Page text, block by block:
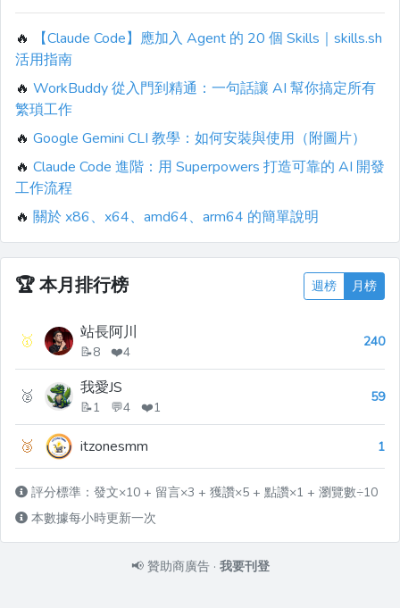
🔥
【Claude Code】應加入 Agent 的 20 個 Skills｜skills.sh
活用指南
🔥 WorkBuddy 從入門到精通：一句話讓 AI 幫你搞定所有
繁瑣工作
🔥 Google Gemini CLI 教學：如何安裝與使用（附圖片）
🔥 Claude Code 進階：用 Superpowers 打造可靠的 AI 開發
工作流程
🔥 關於 x86、x64、amd64、arm64 的簡單說明
🏆本月排行榜 週榜 月榜
🥇 站長阿川
📝8 ❤️4
240
🥈 我愛JS
📝1 💬4 ❤️1
59
🥉 itzonesmm 1
評分標準：發文×10 + 留言×3 + 獲讚×5 + 點讚×1 + 瀏覽數÷10
本數據每小時更新一次
📢 贊助商廣告 · 我要刊登